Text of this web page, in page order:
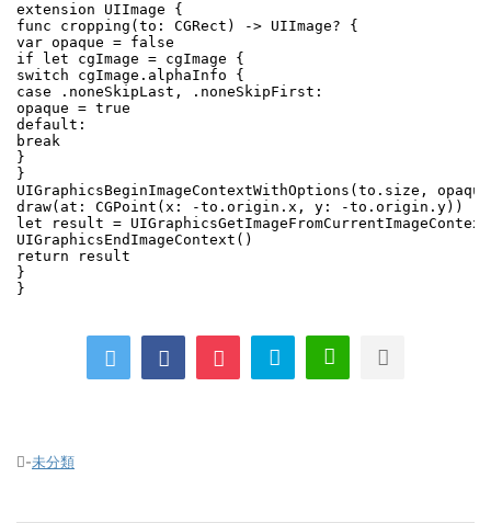
extension UIImage {
func cropping(to: CGRect) -> UIImage? {
var opaque = false
if let cgImage = cgImage {
switch cgImage.alphaInfo {
case .noneSkipLast, .noneSkipFirst:
opaque = true
default:
break
}
}
UIGraphicsBeginImageContextWithOptions(to.size,
draw(at: CGPoint(x: -to.origin.x, y: -to.origin.y))
let result =
UIGraphicsEndImageContext()
return result
}
-未分類